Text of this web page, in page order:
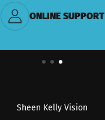
ONLINE SUPPORT
Sheen Kelly Vision